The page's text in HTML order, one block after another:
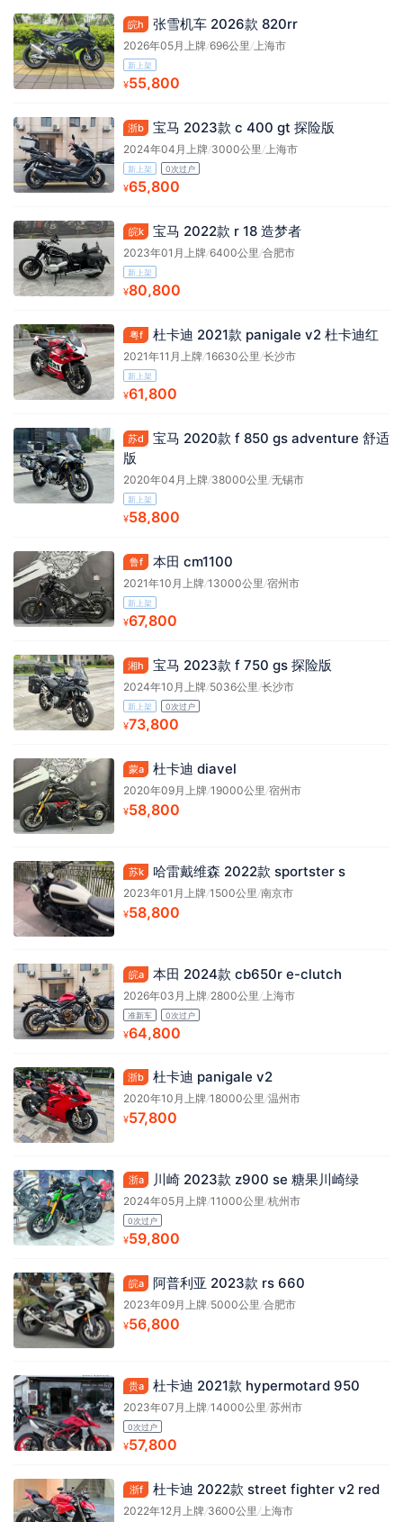
皖h 张雪机车 2026款 820rr
2026年05月上牌/696公里/上海市
新上架
¥55,800
浙b 宝马 2023款 c 400 gt 探险版
2024年04月上牌/3000公里/上海市
新上架 0次过户
¥65,800
皖k 宝马 2022款 r 18 造梦者
2023年01月上牌/6400公里 /合肥市
新上架
¥80,800
粤f 杜卡迪 2021款 panigale v2 杜卡迪红
2021年11月上牌/16630公里 /长沙市
新上架
¥61,800
苏d
宝马 2020款 f 850 gs adventure 舒适
版
2020年04月上牌/38000公里 /无锡市
新上架
¥58,800
鲁f 本田 cm1100
2021年10月上牌/13000公里 /宿州市
新上架
¥67,800
湘h 宝马 2023款 f 750 gs 探险版
2024年10月上牌/5036公里 /长沙市
新上架 0次过户
¥73,800
蒙a 杜卡迪 diavel
2020年09月上牌/19000公里 /宿州市
¥58,800
苏k 哈雷戴维森 2022款 sportster s
2023年01月上牌/1500公里 /南京市
¥58,800
皖a 本田 2024款 cb650r e-clutch
2026年03月上牌/2800公里 /上海市
准新车 0次过户
¥64,800
浙b 杜卡迪 panigale v2
2020年10月上牌/18000公里/温州市
¥57,800
浙a 川崎 2023款 z900 se 糖果川崎绿
2024年05月上牌/11000公里/杭州市
0次过户
¥59,800
皖a 阿普利亚 2023款 rs 660
2023年09月上牌/5000公里/合肥市
¥56,800
贵a 杜卡迪 2021款 hypermotard 950
2023年07月上牌/14000公里/苏州市
0次过户
¥57,800
浙f 杜卡迪 2022款 street fighter v2 red
2022年12月上牌/3600公里/上海市